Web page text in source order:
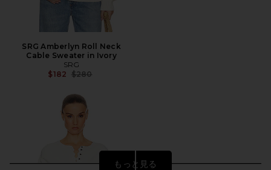
SRG Amberlyn Roll Neck
Cable Sweater in Ivory
SRG
$182 前の価格:
$280
もっと見る